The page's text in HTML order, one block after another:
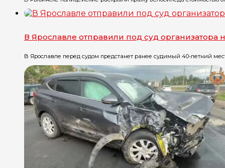
В Ярославле отправили под суд организатора
В Ярославле перед судом предстанет ранее судимый 40-летний